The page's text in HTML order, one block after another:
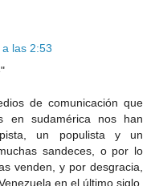
las 2:53
de comunicación que
en sudamérica nos han
un populista y un
sandeces, o por lo
venden, y por desgracia,
en el último siglo